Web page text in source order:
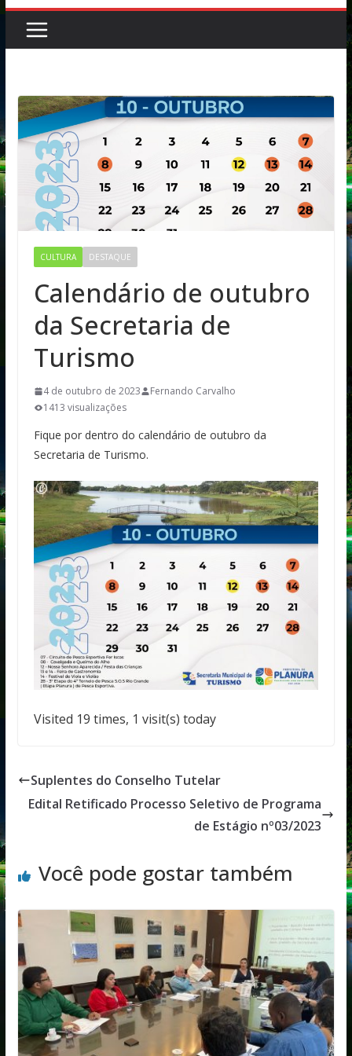
CULTURA DESTAQUE
Calendário de outubro
da Secretaria de
Turismo
4 de outubro de 2023
Fernando Carvalho
1413 visualizações
Fique por dentro do calendário de outubro da
Secretaria de Turismo.
Visited 19 times, 1 visit(s) today
Suplentes do Conselho Tutelar
Edital Retificado Processo Seletivo de Programa
de Estágio nº03/2023
Você pode gostar também